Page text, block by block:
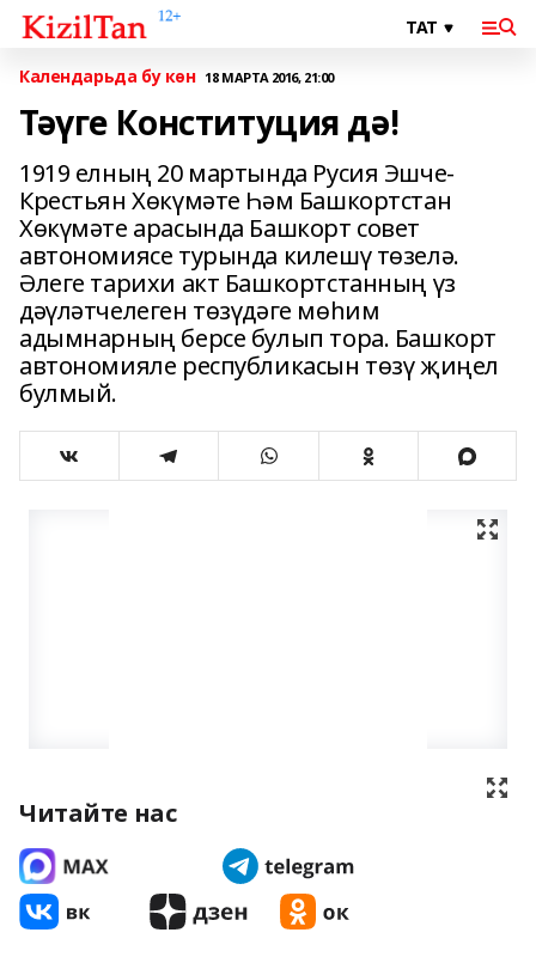
Календарьда бу көн 18 МАРТА 2016, 21:00
Тәүге Конституция дә!
1919 елның 20 мартында Русия Эшче-
Крестьян Хөкүмәте Һәм Башкортстан
Хөкүмәте арасында Башкорт совет
автономиясе турында килешү төзелә.
Әлеге тарихи акт Башкортстанның үз
дәүләтчелеген төзүдәге мөһим
адымнарның берсе булып тора. Башкорт
автономияле республикасын төзү җиңел
булмый.
Читайте нас